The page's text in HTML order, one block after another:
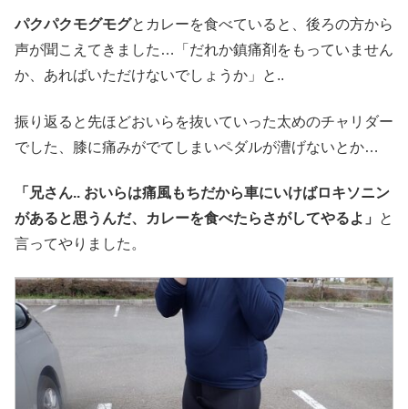
パクパクモグモグとカレーを食べていると、後ろの方から
声が聞こえてきました…「だれか鎮痛剤をもっていません
か、あればいただけないでしょうか」と..
振り返ると先ほどおいらを抜いていった太めのチャリダー
でした、膝に痛みがでてしまいペダルが漕げないとか…
「兄さん.. おいらは痛風もちだから車にいけばロキソニン
があると思うんだ、カレーを食べたらさがしてやるよ」
と
言ってやりました。